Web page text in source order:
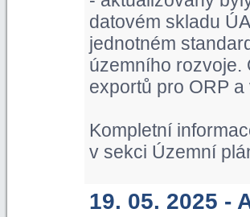
datovém skladu
jednotném
územního rozvoje.
exportů pro ORP a
Kompletní
v sekci Územní
19. 05. 2025 -